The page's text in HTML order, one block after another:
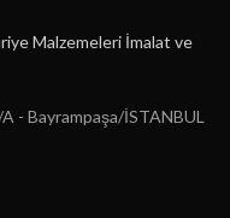
Malzemeleri İmalat ve
- Bayrampaşa/İSTANBUL